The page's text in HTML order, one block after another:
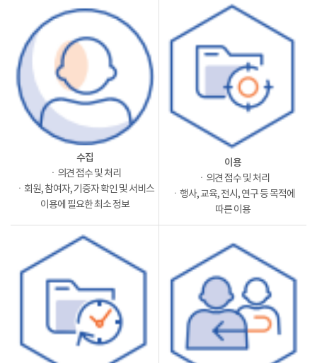
수집
ㆍ의견 접수 및 처리
ㆍ회원, 참여자, 기증자 확인 및 서비스
이용에 필요한 최소 정보
이용
ㆍ의견 접수 및 처리
ㆍ행사, 교육, 전시, 연구 등 목적에
따른 이용